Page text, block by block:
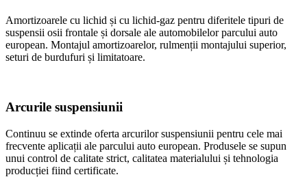
Amortizoarele cu lichid și cu lichid-gaz pentru diferitele tipuri de
suspensii osii frontale și dorsale ale automobilelor parcului auto
european. Montajul amortizoarelor, rulmenții montajului superior,
seturi de burdufuri și limitatoare.
Arcurile suspensiunii
Continuu se extinde oferta arcurilor suspensiunii pentru cele mai
frecvente aplicații ale parcului auto european. Produsele se supun
unui control de calitate strict, calitatea materialului și tehnologia
producției fiind certificate.